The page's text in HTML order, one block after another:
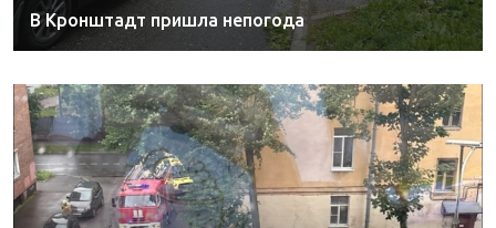
В Кронштадт пришла непогода